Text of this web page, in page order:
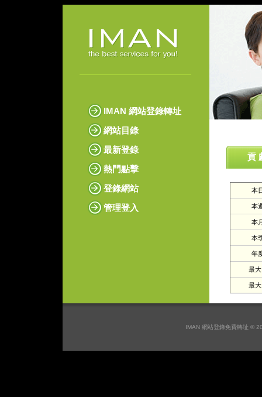
IMAN 網站登錄轉址
網站目錄
最新登錄
熱門點擊
登錄網站
管理登入
貢
本
本
本
本
年
最
最
IMAN 網站登錄免費轉址 ©